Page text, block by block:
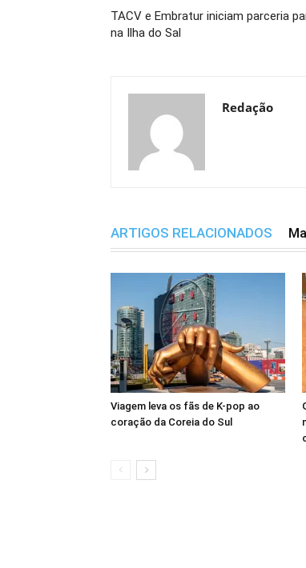
TACV e Embratur iniciam parceria
na Ilha do Sal
Redação
ARTIGOS RELACIONADOS
Viagem leva os fãs de K-pop ao
coração da Coreia do Sul